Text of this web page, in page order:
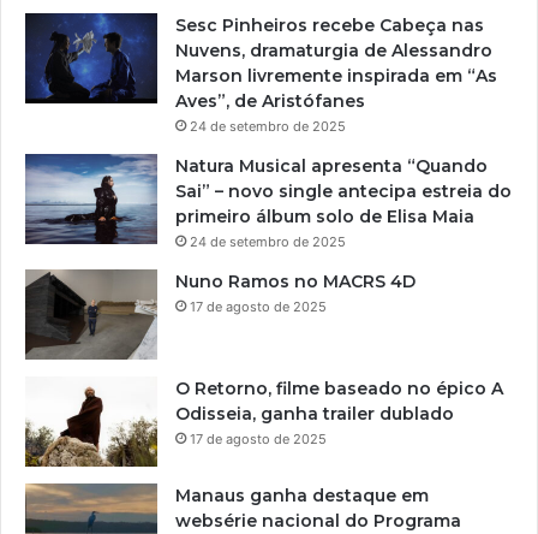
Sesc Pinheiros recebe Cabeça nas
Nuvens, dramaturgia de Alessandro
Marson livremente inspirada em “As
Aves”, de Aristófanes
24 de setembro de 2025
Natura Musical apresenta “Quando
Sai” – novo single antecipa estreia do
primeiro álbum solo de Elisa Maia
24 de setembro de 2025
Nuno Ramos no MACRS 4D
17 de agosto de 2025
O Retorno, filme baseado no épico A
Odisseia, ganha trailer dublado
17 de agosto de 2025
Manaus ganha destaque em
websérie nacional do Programa